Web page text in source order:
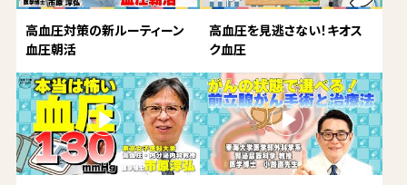
高血圧対策の新ルーティーン
血圧朝活
高血圧を見逃さない！キオス
ク血圧